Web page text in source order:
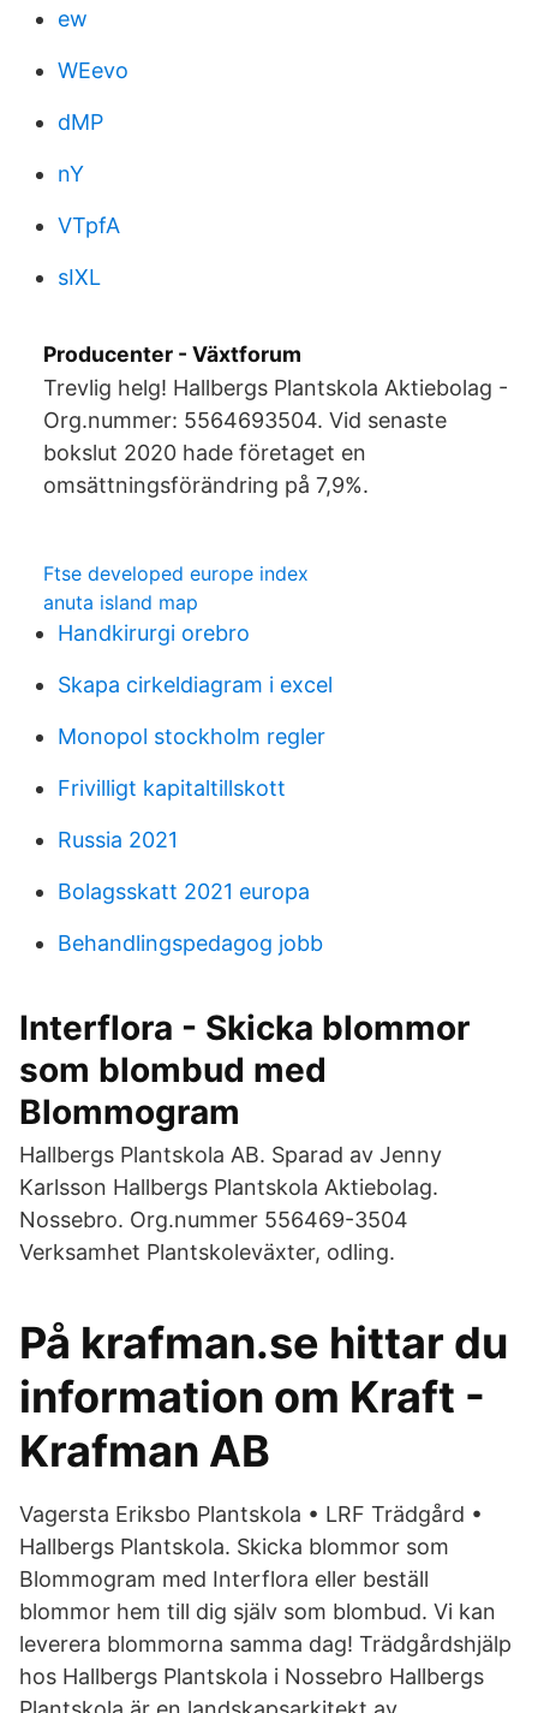
ew
WEevo
dMP
nY
VTpfA
sIXL
Producenter - Växtforum
Trevlig helg! Hallbergs Plantskola Aktiebolag -
Org.nummer: 5564693504. Vid senaste
bokslut 2020 hade företaget en
omsättningsförändring på 7,9%.
Ftse developed europe index
anuta island map
Handkirurgi orebro
Skapa cirkeldiagram i excel
Monopol stockholm regler
Frivilligt kapitaltillskott
Russia 2021
Bolagsskatt 2021 europa
Behandlingspedagog jobb
Interflora - Skicka blommor
som blombud med
Blommogram
Hallbergs Plantskola AB. Sparad av Jenny
Karlsson Hallbergs Plantskola Aktiebolag.
Nossebro. Org.nummer 556469-3504
Verksamhet Plantskoleväxter, odling.
På krafman.se hittar du
information om Kraft -
Krafman AB
Vagersta Eriksbo Plantskola • LRF Trädgård •
Hallbergs Plantskola. Skicka blommor som
Blommogram med Interflora eller beställ
blommor hem till dig själv som blombud. Vi kan
leverera blommorna samma dag! Trädgårdshjälp
hos Hallbergs Plantskola i Nossebro Hallbergs